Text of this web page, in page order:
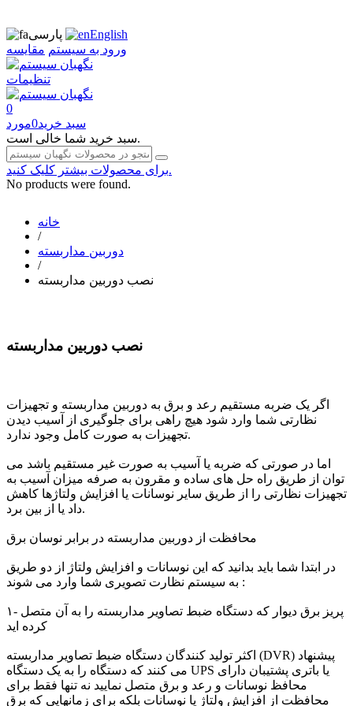
پارسی
English
ورود به سیستم مقایسه
تنظیمات
0
سبد خرید0مورد
سبد خرید شما خالی است.
برای محصولات بیشتر کلیک کنید.
No products were found.
خانه
/
دوربین مداربسته
/
نصب دوربین مداربسته
نصب دوربین مداربسته
اگر یک ضربه مستقیم رعد و برق به دوربین مداربسته و تجهیزات
نظارتی شما وارد شود هیچ راهی برای جلوگیری از آسیب دیدن
تجهیزات به صورت کامل وجود ندارد.
اما در صورتی که ضربه یا آسیب به صورت غیر مستقیم باشد می
توان از طریق راه حل های ساده و مقرون به صرفه میزان آسیب به
تجهیزات نظارتی را از طریق سایر نوسانات یا افزایش ولتاژها کاهش
داد یا از بین برد.
محافظت از دوربین مداربسته در برابر نوسان برق
در ابتدا شما باید بدانید که این نوسانات و افزایش ولتاژ از دو طریق
به سیستم نظارت تصویری شما وارد می شوند :
۱- پریز برق دیوار که دستگاه ضبط تصاویر مداربسته را به آن متصل
کرده اید
اکثر تولید کنندگان دستگاه ضبط تصاویر مداربسته (DVR) پیشنهاد
می کنند که دستگاه را به یک دستگاه UPS یا باتری پشتیبان دارای
محافظ نوسانات و رعد و برق متصل نمایید نه تنها فقط برای
محافظت از افزایش ولتاژ یا نوسانات بلکه برای زمانهایی که برق